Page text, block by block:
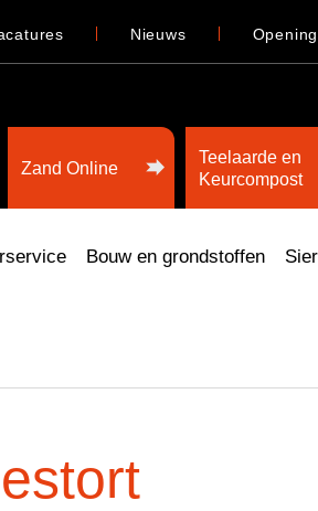
Nieuws
Zand Online
Teelaarde en
Keurcompost
Bouw en grondstoffen